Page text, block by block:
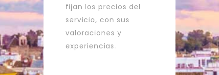
fijan los precios del
servicio, con sus
valoraciones y
experiencias.